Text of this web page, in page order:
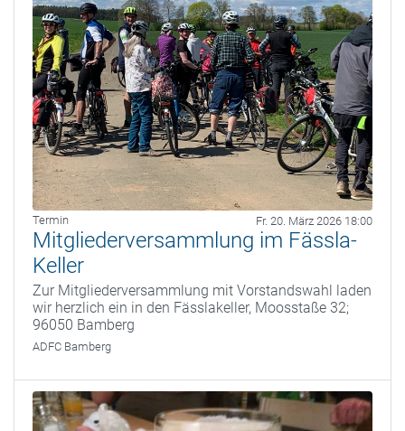
Termin Fr. 20. März 2026 18:00
Mitgliederversammlung im Fässla-
Keller
Zur Mitgliederversammlung mit Vorstandswahl laden
wir herzlich ein in den Fässlakeller, Moosstaße 32;
96050 Bamberg
ADFC Bamberg